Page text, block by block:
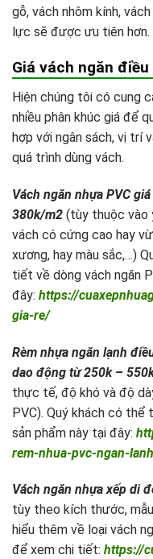
gỗ, vách nhôm kính,
lực sẽ được ưu tiên hơn.
Giá vách ngăn
Hiện chúng tôi có cung
nhiều phân khúc giá để
hợp với ngân sách, vị trí
quá trình dùng vách.
Vách ngăn nhựa PVC
380k/m2 (tùy thuộc vào
vách có cứng cao hay
xương, hay màu sắc,…)
tiết về dòng vách ngăn
đây: https://
gia-re/
Rèm nhựa ngăn lạnh
dao động từ 250k –
thực tế, độ khó và độ
PVC). Quý khách có
sản phẩm này tại đây:
rem-nhua-pvc-ngan-
Vách ngăn nhựa xếp di
tùy theo kích thước,
hiểu thêm về loại vách
để xem chi tiết: https://